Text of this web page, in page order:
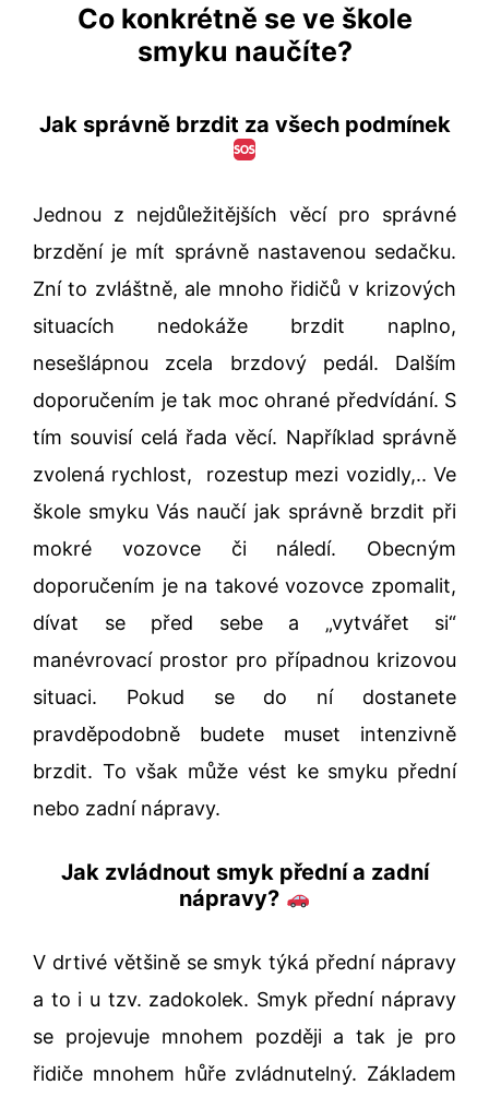
Co konkrétně se ve škole
smyku naučíte?
Jak správně brzdit za všech podmínek
Jednou z nejdůležitějších věcí pro správné
brzdění je mít správně nastavenou sedačku.
Zní to zvláštně, ale mnoho řidičů v krizových
situacích nedokáže brzdit naplno,
nesešlápnou zcela brzdový pedál. Dalším
doporučením je tak moc ohrané předvídání. S
tím souvisí celá řada věcí. Například správně
zvolená rychlost, rozestup mezi vozidly,.. Ve
škole smyku Vás naučí jak správně brzdit při
mokré vozovce či náledí. Obecným
doporučením je na takové vozovce zpomalit,
dívat se před sebe a „vytvářet si“
manévrovací prostor pro případnou krizovou
situaci. Pokud se do ní dostanete
pravděpodobně budete muset intenzivně
brzdit. To však může vést ke smyku přední
nebo zadní nápravy.
Jak zvládnout smyk přední a zadní
nápravy?
V drtivé většině se smyk týká přední nápravy
a to i u tzv. zadokolek. Smyk přední nápravy
se projevuje mnohem později a tak je pro
řidiče mnohem hůře zvládnutelný. Základem